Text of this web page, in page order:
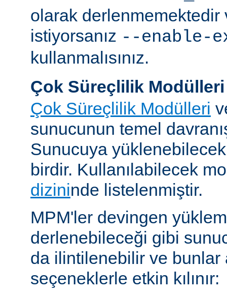
olarak derlenmemektedir
istiyorsanız --enable-
kullanmalısınız.
Çok Süreçlilik Modülleri
Çok Süreçlilik Modülleri
sunucunun temel
Sunucuya yüklenebilecek
birdir. Kullanılabilecek
dizininde listelenmiştir.
MPM'ler devingen
derlenebileceği gibi
da ilintilenebilir ve bunlar
seçeneklerle etkin kılınır: